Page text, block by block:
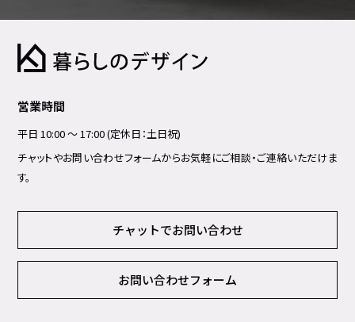
営業時間
平日 10:00 ～ 17:00 (定休日：土日祝)
チャットやお問い合わせフォームからお気軽にご相談・ご連絡いただけま
す。
チャットでお問い合わせ
お問い合わせフォーム